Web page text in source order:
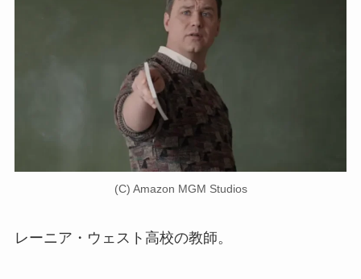
(C) Amazon MGM Studios
レーニア・ウェスト高校の教師。